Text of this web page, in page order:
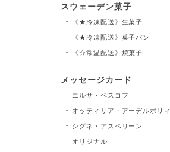
スウェーデン菓子
《★冷凍配送》生菓子
《★冷凍配送》菓子パン
《☆常温配送》焼菓子
メッセージカード
エルサ・ベスコフ
オッティリア・アーデルボリィ
シグネ・アスペリーン
オリジナル